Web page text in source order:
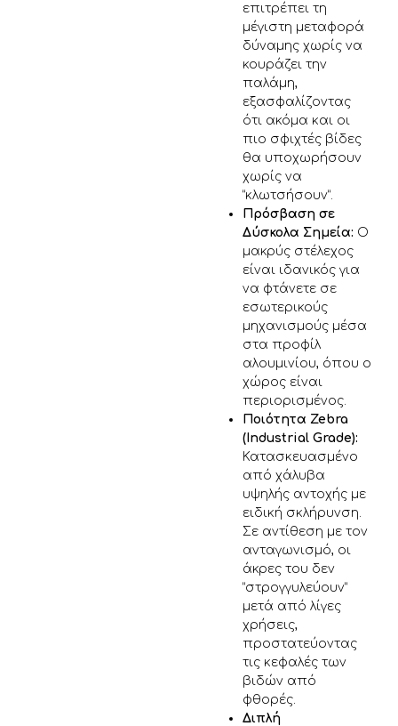
επιτρέπει τη
μέγιστη μεταφορά
δύναμης χωρίς να
κουράζει την
παλάμη,
εξασφαλίζοντας
ότι ακόμα και οι
πιο σφιχτές βίδες
θα υποχωρήσουν
χωρίς να
“κλωτσήσουν”.
Πρόσβαση σε
Δύσκολα Σημεία: Ο
μακρύς στέλεχος
είναι ιδανικός για
να φτάνετε σε
εσωτερικούς
μηχανισμούς μέσα
στα προφίλ
αλουμινίου, όπου ο
χώρος είναι
περιορισμένος.
Ποιότητα Zebra
(Industrial Grade):
Κατασκευασμένο
από χάλυβα
υψηλής αντοχής με
ειδική σκλήρυνση.
Σε αντίθεση με τον
ανταγωνισμό, οι
άκρες του δεν
“στρογγυλεύουν”
μετά από λίγες
χρήσεις,
προστατεύοντας
τις κεφαλές των
βιδών από
φθορές.
Διπλή